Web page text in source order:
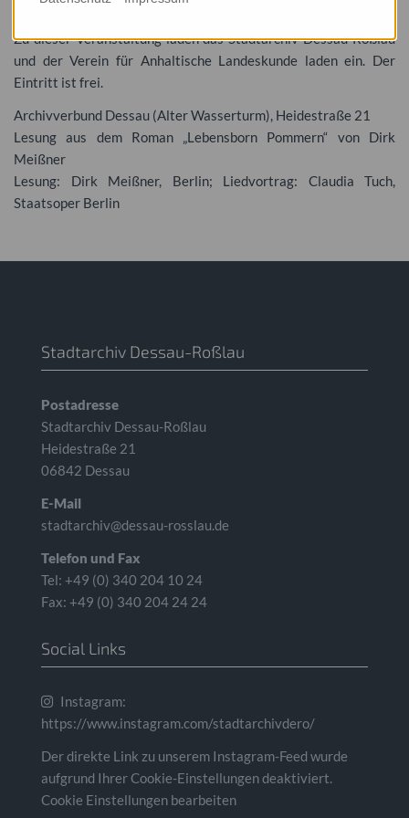
Zu dieser Veranstaltung laden das Stadtarchiv Dessau-Roßlau
und der Verein für Anhaltische Landeskunde laden ein. Der
Eintritt ist frei.
Archivverbund Dessau (Alter Wasserturm), Heidestraße 21
Lesung aus dem Roman „Lebensborn Pommern“ von Dirk
Meißner
Lesung: Dirk Meißner, Berlin; Liedvortrag: Claudia Tuch,
Staatsoper Berlin
Stadtarchiv Dessau-Roßlau
Postadresse
Stadtarchiv Dessau-Roßlau
Heidestraße 21
06842 Dessau
E-Mail
stadtarchiv@dessau-rosslau.de
Telefon und Fax
Tel: +49 (0) 340 204 10 24
Fax: +49 (0) 340 204 24 24
Social Links
Instagram:
https://www.instagram.com/stadtarchivdero/
Der direkte Link zu unserem Instagram-Feed wurde
aufgrund Ihrer Cookie-Einstellungen deaktiviert.
Cookie Einstellungen bearbeiten